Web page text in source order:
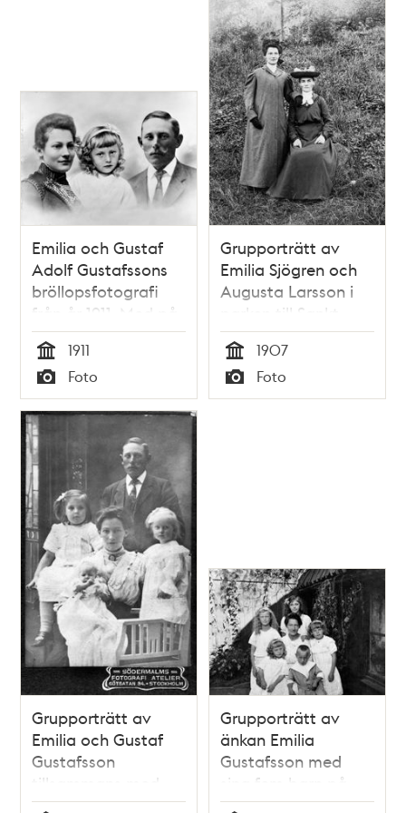
Emilia Gustafsson
arbetade på
Sabbatsbergs
sjukhus
Emilia och Gustaf
Adolf Gustafssons
bröllopsfotografi
från år 1911. Med på
fotografiet finns
även en inmonterad
bild på parets
dotter Ragnhild,
född 1916.
Tid
1911
Typ
Foto
Grupporträtt av
Emilia Sjögren och
Augusta Larsson i
parken till Sankt
Görans sjukhus.
Tid
1907
Typ
Foto
Grupporträtt av
Emilia och Gustaf
Gustafsson
tillsammans med
barnen Rut 5år,
Grupporträtt av
änkan Emilia
Gustafsson med
sina fem barn på
gården till